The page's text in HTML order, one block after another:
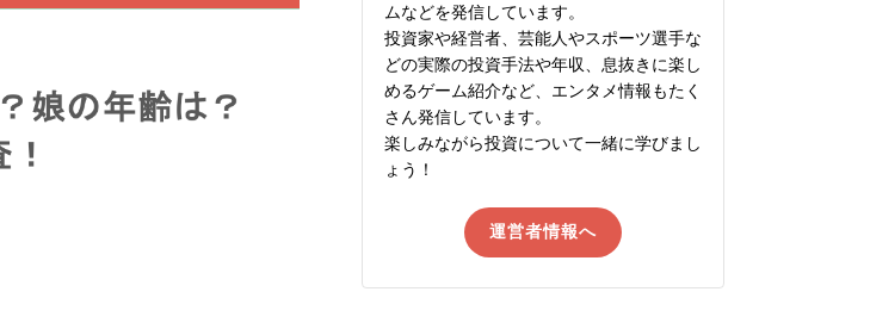
ムなどを発信しています。
投資家や経営者、芸能人やスポーツ選手な
どの実際の投資手法や年収、息抜きに楽し
めるゲーム紹介など、エンタメ情報もたく
さん発信しています。
楽しみながら投資について一緒に学びまし
ょう！
運営者情報へ